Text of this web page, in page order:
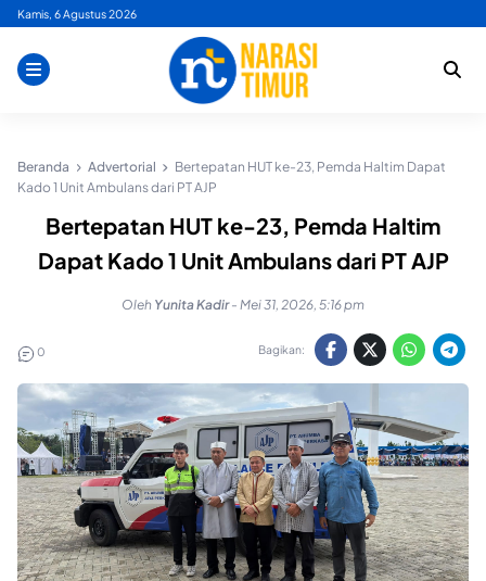
Skip
content
Kamis, 6 Agustus 2026
Beranda Advertorial
Bertepatan HUT ke-23, Pemda Haltim Dapat
Kado 1 Unit Ambulans dari PT AJP
Bertepatan HUT ke-23, Pemda Haltim
Dapat Kado 1 Unit Ambulans dari PT AJP
Oleh Yunita Kadir - Mei 31, 2026, 5:16 pm
0 Bagikan: